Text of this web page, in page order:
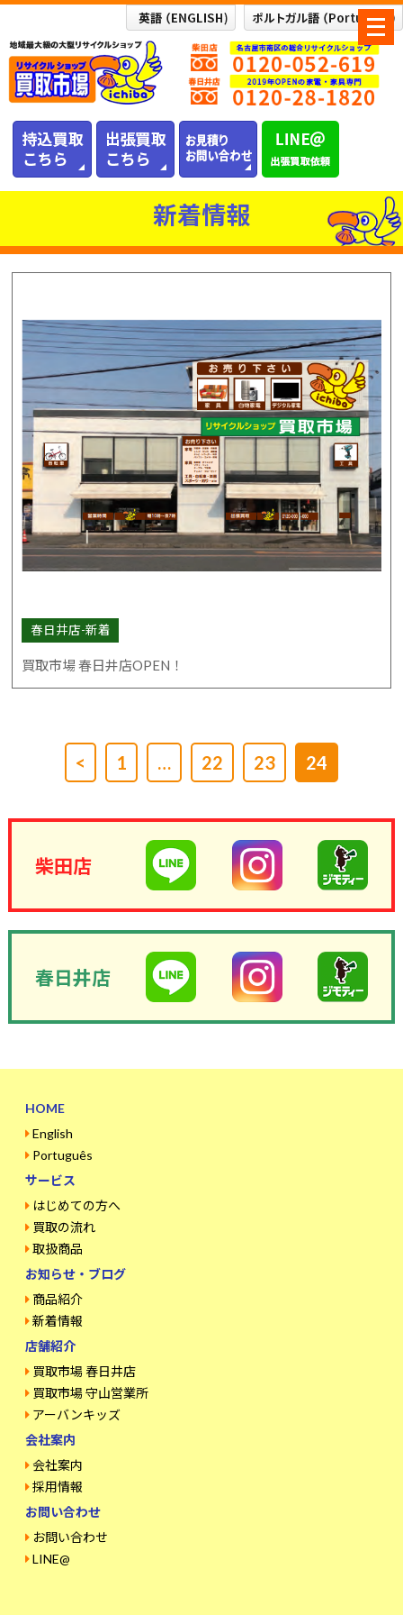
メ
ニ
ュ
ー
新着情報
春日井店-新着
買取市場 春日井店OPEN！
< 1 … 22 23 24
柴田店
春日井店
HOME
English
Português
サービス
はじめての方へ
買取の流れ
取扱商品
お知らせ・ブログ
商品紹介
新着情報
店舗紹介
買取市場 春日井店
買取市場 守山営業所
アーバンキッズ
会社案内
会社案内
採用情報
お問い合わせ
お問い合わせ
LINE@